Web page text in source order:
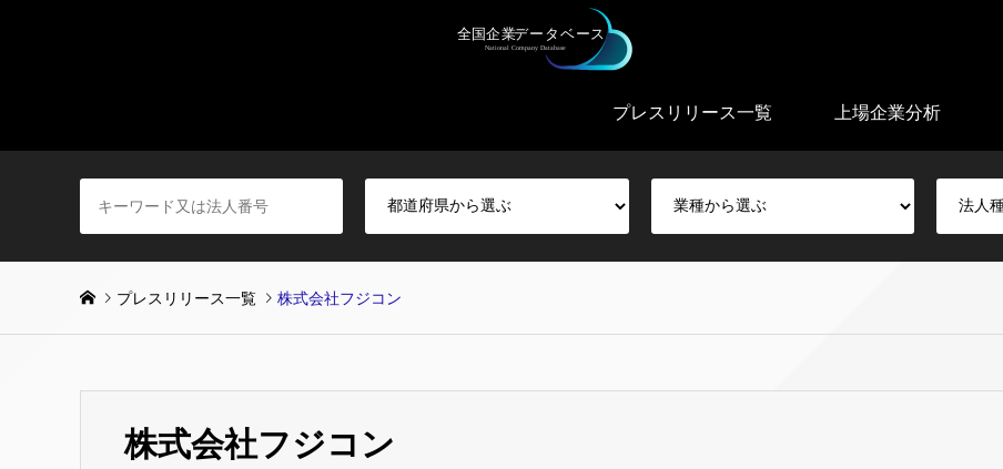
プレスリリース一覧 上場企業分析
プレスリリース一覧 株式会社フジコン
株式会社フジコン